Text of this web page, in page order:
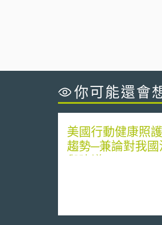
你可能還會
美國行動健康照
趨勢─兼論對我國